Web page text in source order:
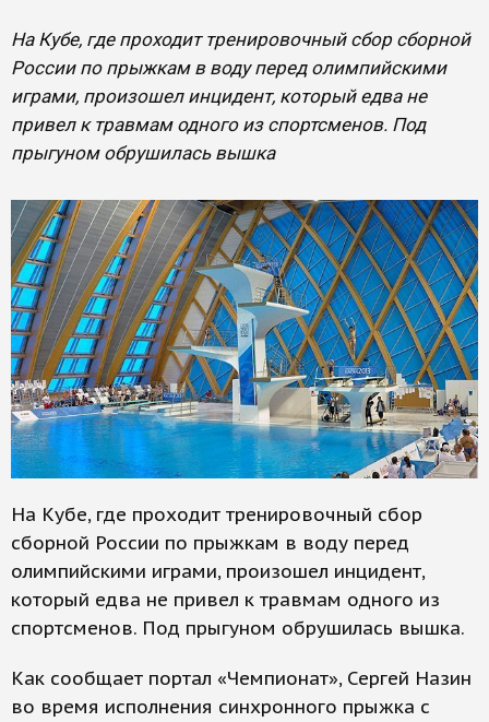
На Кубе, где проходит тренировочный сбор сборной
России по прыжкам в воду перед олимпийскими
играми, произошел инцидент, который едва не
привел к травмам одного из спортсменов. Под
прыгуном обрушилась вышка
На Кубе, где проходит тренировочный сбор
сборной России по прыжкам в воду перед
олимпийскими играми, произошел инцидент,
который едва не привел к травмам одного из
спортсменов. Под прыгуном обрушилась вышка.
Как сообщает портал «Чемпионат», Сергей Назин
во время исполнения синхронного прыжка с